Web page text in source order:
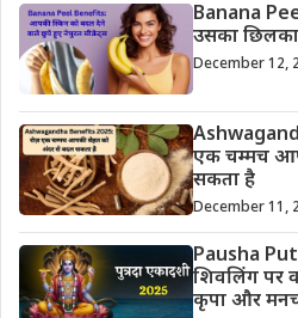
Banana
उसका
December 12,
एक चम्मच
सकता है
December 11,
Pausha
शिवलिंग पर
कृपा और